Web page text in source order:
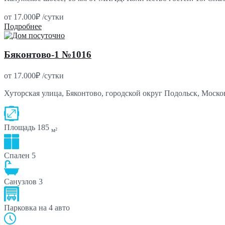
от 17.000₽ /сутки
Подробнее
Бяконтово-1 №1016
от 17.000₽ /сутки
Хуторская улица, Бяконтово, городской округ Подольск,
Площадь 185 м²
Спален 5
Санузлов 3
Парковка на 4 авто